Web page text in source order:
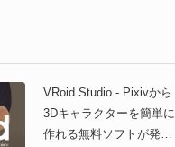
VRoid Studio - Pixivから
3Dキャラクターを簡単に
作れる無料ソフトが発